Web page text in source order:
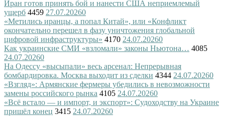
Иран готов принять бой и нанести США неприемлемый
ущерб 4459 27.07.20260
«Метились иранцы, а попал Китай», или «Конфликт
окончательно перешел в фазу уничтожения глобальной
цифровой инфраструктуры» 4170 24.07.20260
Как украинские СМИ «взломали» законы Ньютона… 4085
24.07.20260
На Одессу «высыпали» весь арсенал: Непрерывная
бомбардировка. Москва выходит из сделки 4344 24.07.20260
«Взгляд»: Армянские фермеры убедились в невозможности
замены российского рынка 4105 24.07.20260
«Всё встало — и импорт, и экспорт»: Судоходству на Украине
пришёл конец 3415 24.07.20260